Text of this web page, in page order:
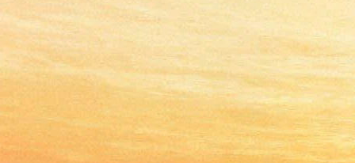
Новый караван мира
«Встречая Одиссею» стартует
в Петербурге
минифестивалем